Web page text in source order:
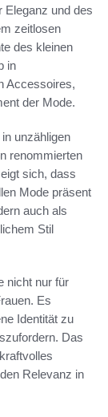
Eleganz und des
zeitlosen
des kleinen
in
Accessoires,
der Mode.
unzähligen
renommierten
sich, dass
Mode präsent
auch als
Stil
nicht nur für
Es
Identität zu
Das
Relevanz in